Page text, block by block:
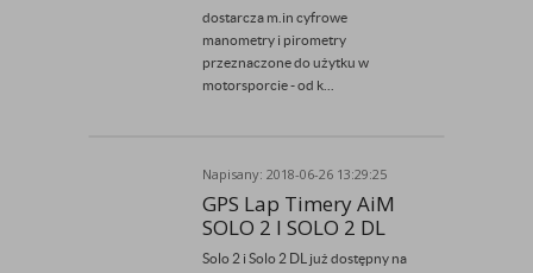
dostarcza m.in cyfrowe
manometry i pirometry
przeznaczone do użytku w
motorsporcie - od k...
Napisany: 2018-06-26 13:29:25
Przez Admin
GPS Lap Timery AiM
SOLO 2 I SOLO 2 DL
Solo 2 i Solo 2 DL już dostępny na